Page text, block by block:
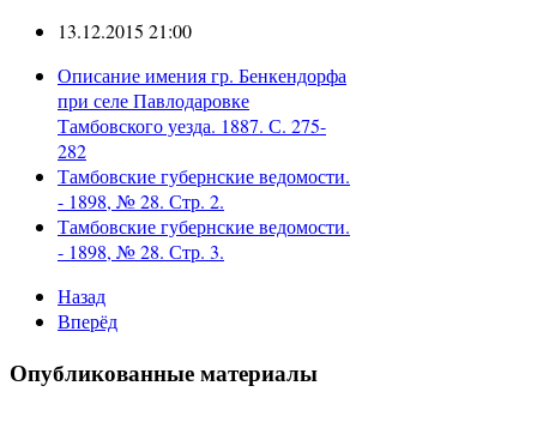
13.12.2015 21:00
Описание имения гр. Бенкендорфа
при селе Павлодаровке
Тамбовского уезда. 1887. С. 275-
282
Тамбовские губернские ведомости.
- 1898, № 28. Стр. 2.
Тамбовские губернские ведомости.
- 1898, № 28. Стр. 3.
Назад
Вперёд
Опубликованные материалы